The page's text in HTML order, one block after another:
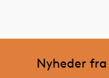
Nyheder fra